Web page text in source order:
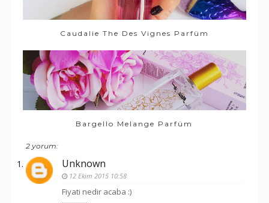
Caudalie The Des Vignes Parfüm
Bargello Melange Parfüm
2 yorum:
Unknown
12 Ekim 2015 10:58
Fiyati nedir acaba :)